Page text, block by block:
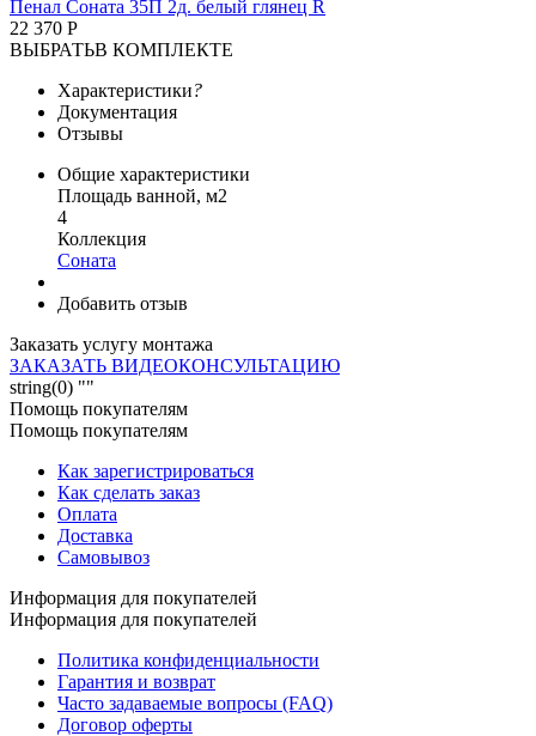
Пенал Соната 35П 2д. белый глянец R
22 370 Р
ВЫБРАТЬВ КОМПЛЕКТЕ
Характеристики?
Документация
Отзывы
Общие характеристики
Площадь ванной, м2
4
Коллекция
Соната
Добавить отзыв
Заказать услугу монтажа
ЗАКАЗАТЬ ВИДЕОКОНСУЛЬТАЦИЮ
string(0) ""
Помощь покупателям
Помощь покупателям
Как зарегистрироваться
Как сделать заказ
Оплата
Доставка
Самовывоз
Информация для покупателей
Информация для покупателей
Политика конфиденциальности
Гарантия и возврат
Часто задаваемые вопросы (FAQ)
Договор оферты